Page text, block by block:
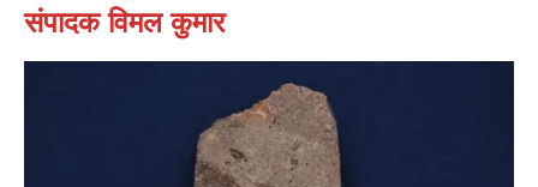
संपादक विमल कुमार